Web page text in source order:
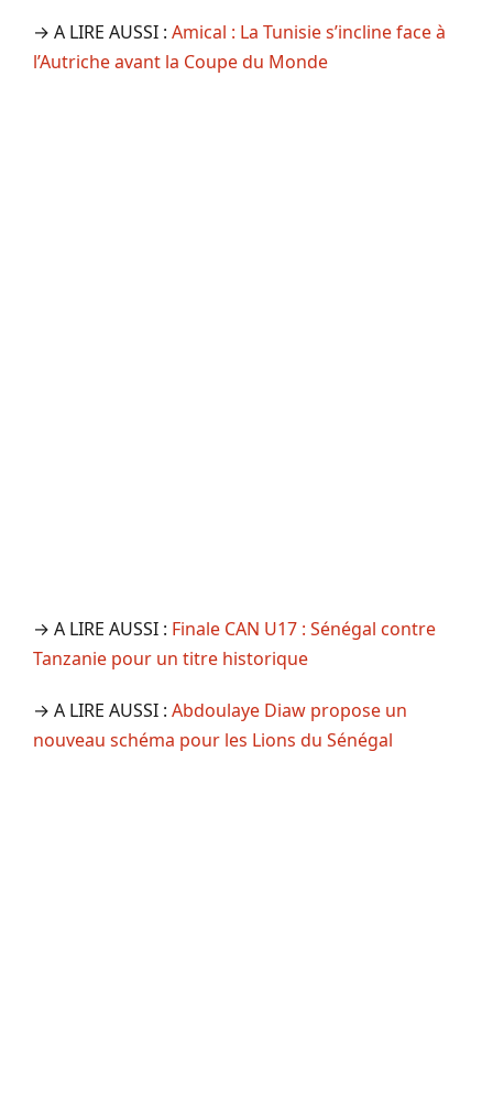
→ A LIRE AUSSI : Amical : La Tunisie s’incline face à
l’Autriche avant la Coupe du Monde
→ A LIRE AUSSI : Finale CAN U17 : Sénégal contre
Tanzanie pour un titre historique
→ A LIRE AUSSI : Abdoulaye Diaw propose un
nouveau schéma pour les Lions du Sénégal